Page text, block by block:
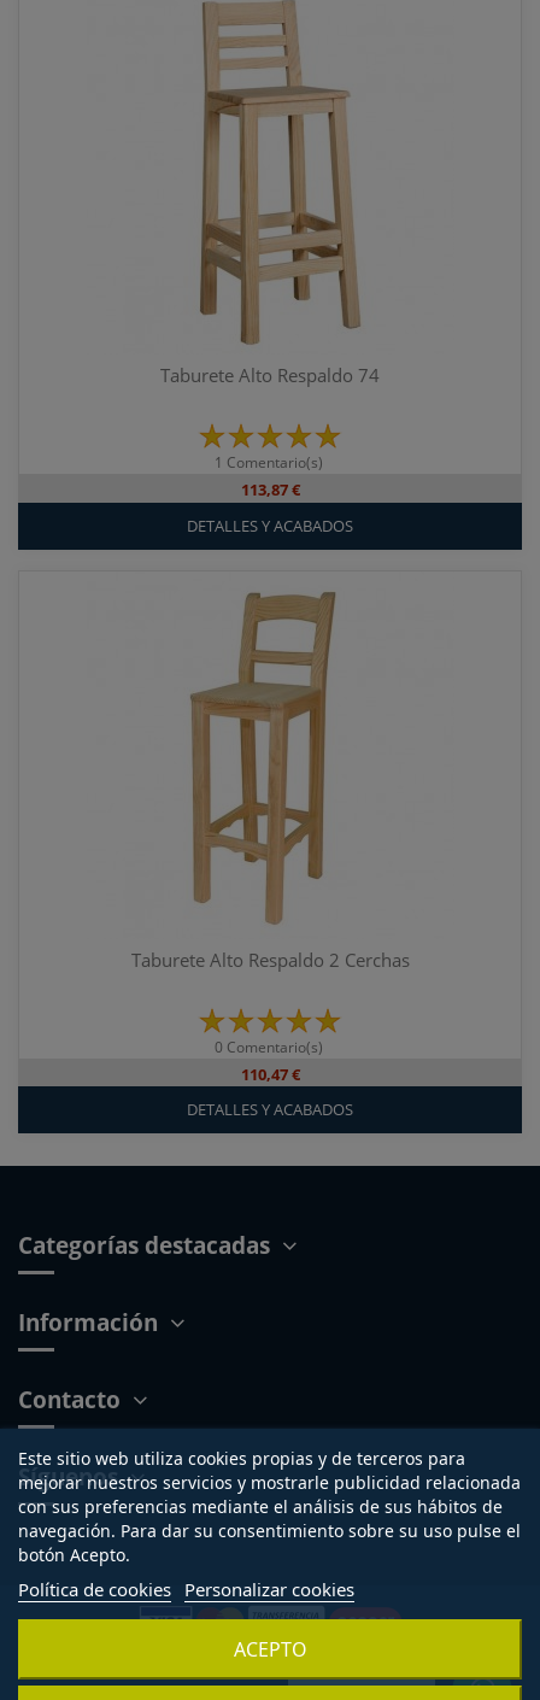
Taburete Alto Respaldo 74
1 Comentario(s)
113,87 €
DETALLES Y ACABADOS
Taburete Alto Respaldo 2 Cerchas
0 Comentario(s)
110,47 €
DETALLES Y ACABADOS
Categorías destacadas
Información
Contacto
¿Necesitas ayuda?
Este sitio web utiliza cookies propias y de terceros para
mejorar nuestros servicios y mostrarle publicidad relacionada
con sus preferencias mediante el análisis de sus hábitos de
navegación. Para dar su consentimiento sobre su uso pulse el
botón Acepto.
Política de cookies Personalizar cookies
ACEPTO
Síguenos
Lucena SL.®B-56076789 Inscrita en el registro mercantil de